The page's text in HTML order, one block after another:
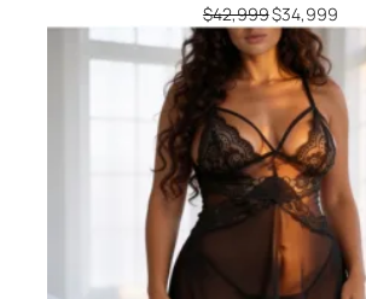
$42,999El
precio
original
era:
$42,999.
$34,999El
es: